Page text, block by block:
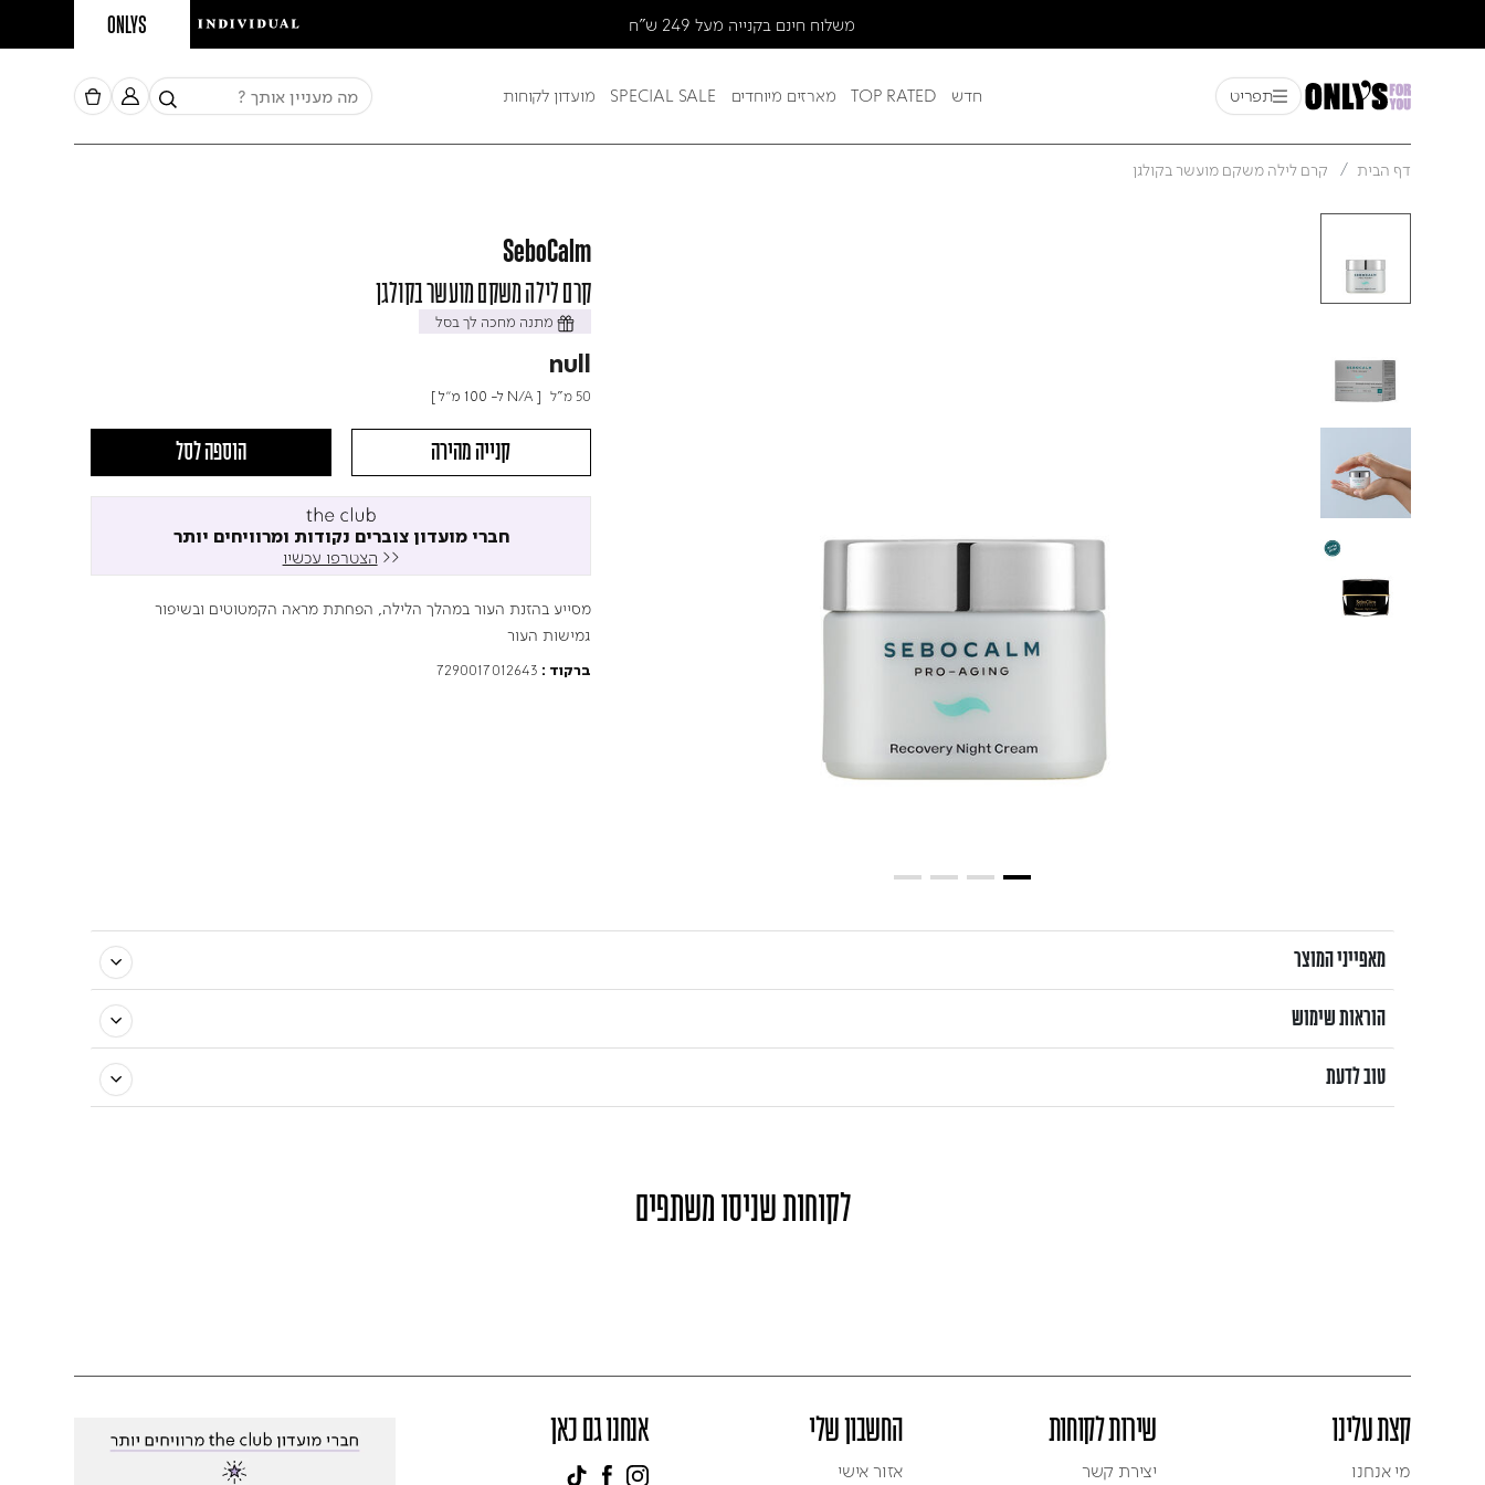
משלוח חינם בקנייה מעל 249 ש"ח ONLYS
תפריט חדש TOP RATED מארזים מיוחדים SPECIAL SALE מועדון לקוחות
דף הבית קרם לילה משקם מועשר בקולגן
SeboCalm
קרם לילה משקם מועשר בקולגן
מתנה מחכה לך בסל
null
50 מ"ל [
N/A ל- 100 מ"ל ]
קנייה מהירה הוספה לסל
חברי מועדון צוברים נקודות ומרוויחים יותר
<< הצטרפו עכשיו
מסייע בהזנת העור במהלך הלילה, הפחתת מראה הקמטוטים ובשיפור
גמישות העור
ברקוד : 7290017012643
מאפייני המוצר
הוראות שימוש
טוב לדעת
לקוחות שניסו משתפים
קצת עלינו
מי אנחנו
שירות לקוחות
יצירת קשר
החשבון שלי
אזור אישי
אנחנו גם כאן